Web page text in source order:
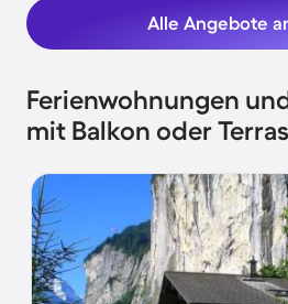
Alle Angebote
Ferienwohnungen
mit Balkon oder